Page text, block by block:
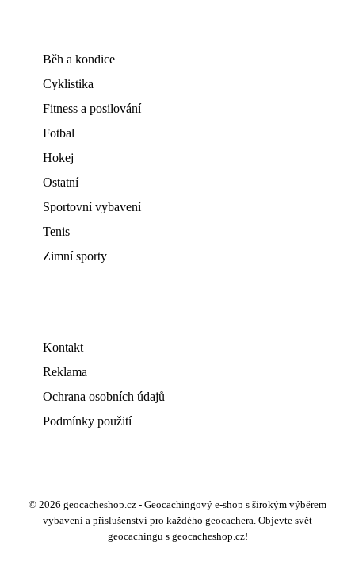
Běh a kondice
Cyklistika
Fitness a posilování
Fotbal
Hokej
Ostatní
Sportovní vybavení
Tenis
Zimní sporty
Kontakt
Reklama
Ochrana osobních údajů
Podmínky použití
© 2026 geocacheshop.cz - Geocachingový e-shop s širokým výběrem
vybavení a příslušenství pro každého geocachera. Objevte svět
geocachingu s geocacheshop.cz!